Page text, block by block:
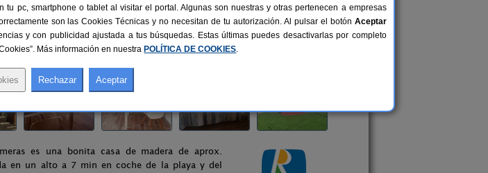
es una bonita casa de madera de aprox.
en un alto a 7 min en coche de la playa y del
pc, smartphone o tablet al visitar el portal. Algunas son nuestras y otras pertenecen a empresas
son las Cookies Técnicas y no necesitan de tu autorización. Al pulsar el botón Aceptar
y con publicidad ajustada a tus búsquedas. Estas últimas puedes desactivarlas por completo
Más información en nuestra POLÍTICA DE COOKIES.